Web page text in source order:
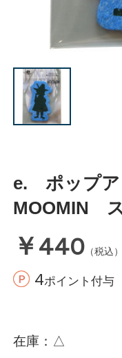
e. ポップ
MOOMIN
￥440 （税込）
4ポイント付与
在庫 △